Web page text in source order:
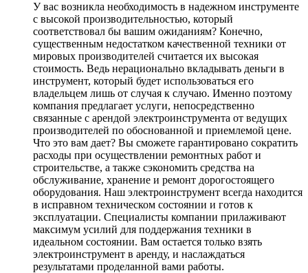
У вас возникла необходимость в надежном инструменте
с высокой производительностью, который
соответствовал бы вашим ожиданиям? Конечно,
существенным недостатком качественной техники от
мировых производителей считается их высокая
стоимость. Ведь нерационально вкладывать деньги в
инструмент, который будет использоваться его
владельцем лишь от случая к случаю. Именно поэтому
компания предлагает услуги, непосредственно
связанные с арендой электроинструмента от ведущих
производителей по обоснованной и приемлемой цене.
Что это вам дает? Вы сможете гарантировано сократить
расходы при осуществлении ремонтных работ и
строительстве, а также сэкономить средства на
обслуживание, хранение и ремонт дорогостоящего
оборудования. Наш электроинструмент всегда находится
в исправном техническом состоянии и готов к
эксплуатации. Специалисты компании прилаживают
максимум усилий для поддержания техники в
идеальном состоянии. Вам остается только взять
электроинструмент в аренду, и наслаждаться
результатами проделанной вами работы.